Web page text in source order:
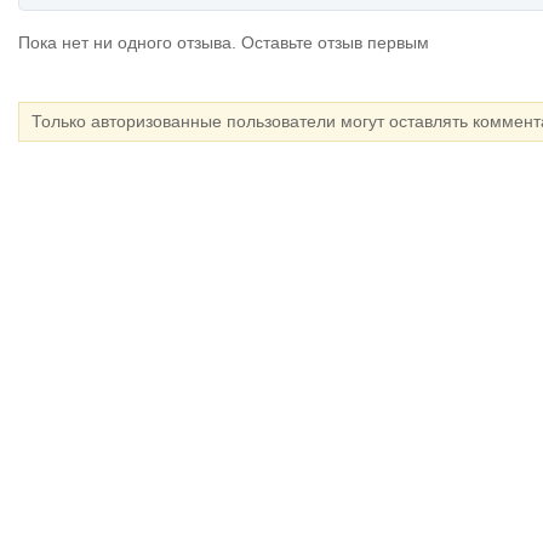
Пока нет ни одного отзыва. Оставьте отзыв первым
Только авторизованные пользователи могут оставлять